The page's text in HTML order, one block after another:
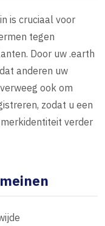
is cruciaal voor
tegen
Door uw .earth
anderen uw
ook om
zodat u een
verder